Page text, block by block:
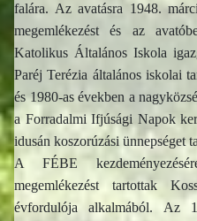
falára. Az avatásra 1948.
megemlékezést és az
Katolikus Általános Iskola
Paréj Terézia általános iskolai
és 1980-as években a
a Forradalmi Ifjúsági Napok
idusán koszorúzási ünnepséget
A FÉBE
megemlékezést tartottak
évfordulója alkalmából. Az